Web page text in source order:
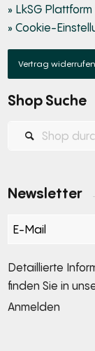
» LkSG Plattform
» Cookie-
Vertrag widerrufen
Shop Suche
Newsletter
Section
Detaillierte
finden Sie in
Anmelden